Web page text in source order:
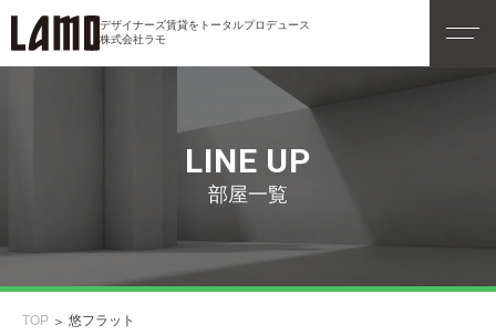
デザイナーズ賃貸をトータルプロデュース
株式会社ラモ
LINE UP
部屋一覧
TOP 悠フラット